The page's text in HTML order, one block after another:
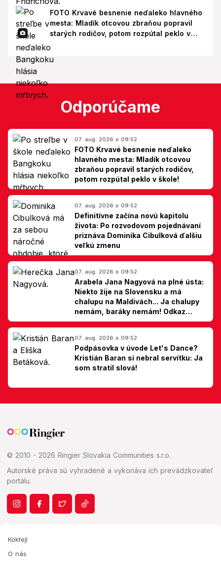
FOTO Krvavé besnenie neďaleko hlavného
mesta: Mladík otcovou zbraňou popravil
starých rodičov, potom rozpútal peklo v
Odporúčame
07. aug. 2026 o 09:52
FOTO Krvavé besnenie neďaleko
hlavného mesta: Mladík otcovou
zbraňou popravil starých rodičov,
potom rozpútal peklo v škole!
07. aug. 2026 o 09:52
Definitívne začína novú kapitolu
života: Po rozvodovom pojednávaní
priznáva Dominika Cibulková ďalšiu
veľkú zmenu
07. aug. 2026 o 09:52
Arabela Jana Nagyová na plné ústa:
Niekto žije na Slovensku a má
chalupu na Maldivách... Ja chalupy
nemám, baráky nemám! Odkaz
Slovákom
07. aug. 2026 o 09:52
Podpásovka v úvode Let's Dance?
Kristián Baran si nebral servítku: Ja
som stratil slová!
© 2010 - 2026 Ringier Slovakia Communities s.r.o.
Autorské práva sú vyhradené a vykonáva ich prevádzkovateľ
portálu.
Koktejl
O nás